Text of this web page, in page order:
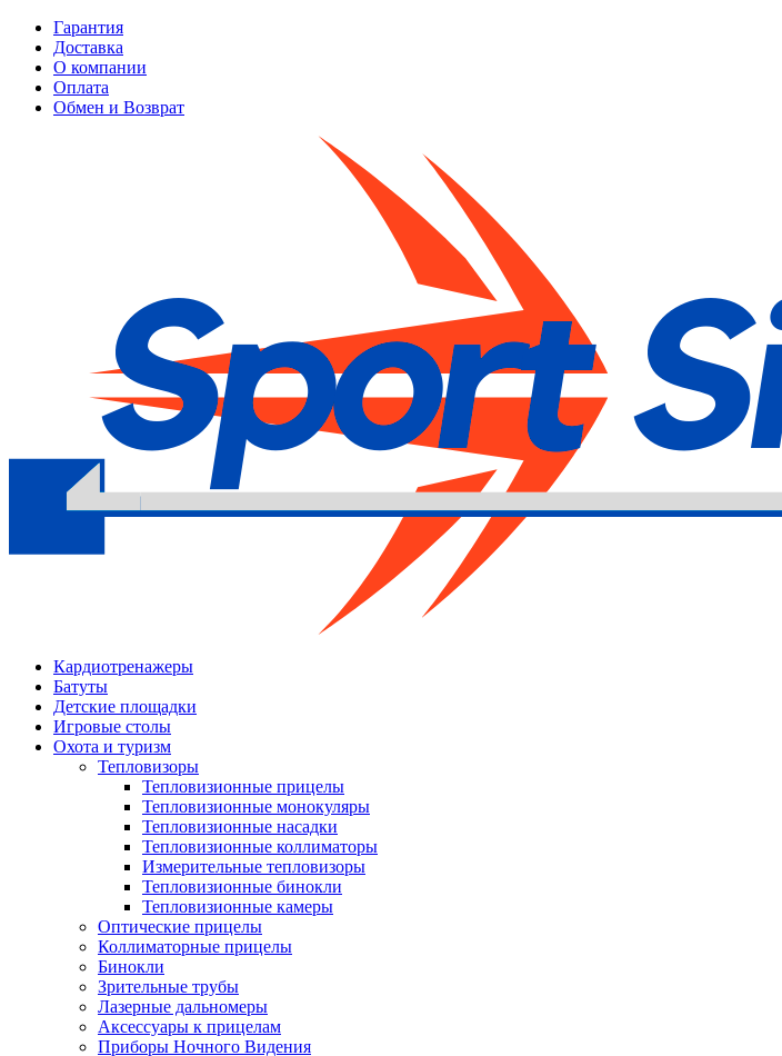
Гарантия
Доставка
О компании
Оплата
Обмен и Возврат
Кардиотренажеры
Батуты
Детские площадки
Игровые столы
Охота и туризм
Тепловизоры
Тепловизионные прицелы
Тепловизионные монокуляры
Тепловизионные насадки
Тепловизионные коллиматоры
Измерительные тепловизоры
Тепловизионные бинокли
Тепловизионные камеры
Оптические прицелы
Коллиматорные прицелы
Бинокли
Зрительные трубы
Лазерные дальномеры
Аксессуары к прицелам
Приборы Ночного Видения